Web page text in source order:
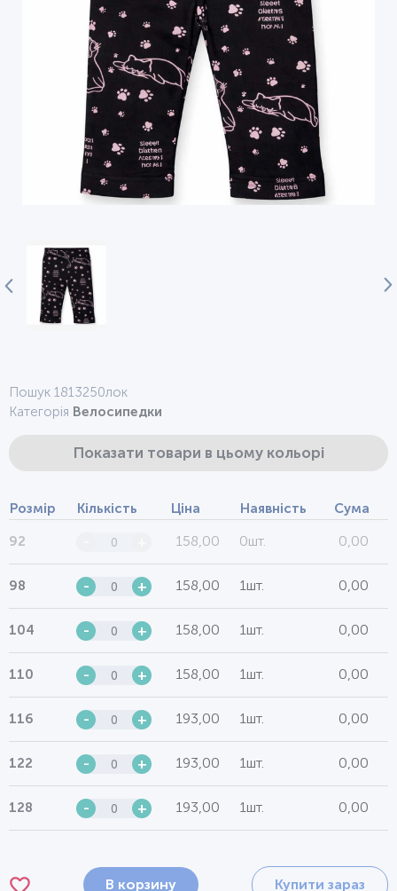
Пошук 1813250лок
Категорія Велосипедки
Показати товари в цьому кольорі
Розмір Кількість Ціна Наявність Сума
92 158,00 0шт. 0,00
98 - + 158,00 1шт. 0,00
104 - + 158,00 1шт. 0,00
110 - + 158,00 1шт. 0,00
116 - + 193,00 1шт. 0,00
122 - + 193,00 1шт. 0,00
128 - + 193,00 1шт. 0,00
В корзину Купити зараз